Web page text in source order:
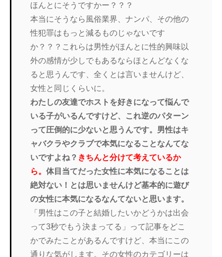
ほんとにそうですかー？？？
本当にそうなら風俗業界、ナンパ、 その他の
性犯罪はもっと減るものじゃないです
か？？？ これらは男性がほんとに性的興味以
外の感情が少しでもあるならほ とんどなくな
ると思うんです、全くとは言いませんけど、
女性と同じくらいに。
わたしの友達でホストを好きになって悩んで
いる子がいるんですけど、これ逆のパターン
って圧倒的に少ないと思うんです。 男性はキ
ャバクラやクラブで本気になることなんてな
いですよね？ きちんと分けて考えているか
ら。体目当てだった女性に本気になることは
絶対ない！ とは思いませんけど基本的に遊び
の女性に本気になるなんてないと思います。
「 男性はこの子と結婚したいかどうかは出会
って3秒でもう決まって る」って記事をどこ
かでみたことがあるんですけど、本当にこの
通りな気がします。 その女性のカテゴリーは